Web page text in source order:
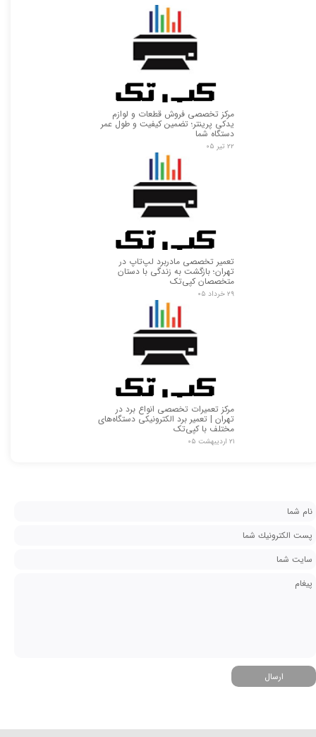
مرکز تخصصی فروش قطعات و لوازم
یدکی پرینتر؛ تضمین کیفیت و طول عمر
دستگاه شما
۲۲ تیر ۰۵
تعمیر تخصصی مادربرد لپ‌تاپ در
تهران؛ بازگشت به زندگی با دستان
متخصصان کپی‌تک
۲۹ خرداد ۰۵
مرکز تعمیرات تخصصی انواع برد در
تهران | تعمیر برد الکترونیکی دستگاه‌های
مختلف با کپی‌تک
۲۱ اردیبهشت ۰۵
ارسال